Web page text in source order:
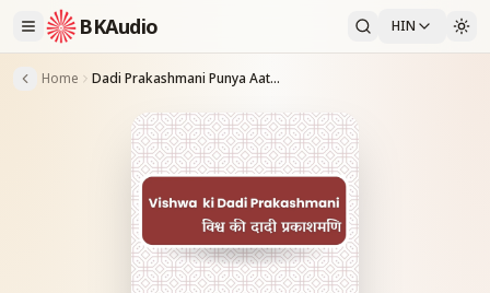
BKAudio HIN
Home Dadi Prakashmani Punya Aatma